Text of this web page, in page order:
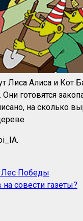
Лиса Алиса и Кот
готовятся
на сколько
Победы
совести газеты?